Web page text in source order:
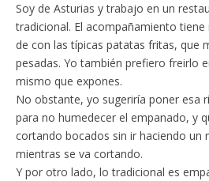
Soy de Asturias y trabajo en un
tradicional. El acompañamiento
de con las típicas patatas fritas, que
pesadas. Yo también prefiero freirlo
mismo que expones.
No obstante, yo sugeriría poner esa
para no humedecer el empanado, y
cortando bocados sin ir haciendo un
mientras se va cortando.
Y por otro lado, lo tradicional es